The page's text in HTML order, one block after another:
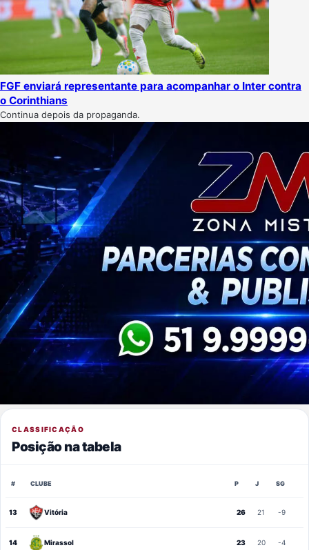
FGF enviará representante para acompanhar o Inter contra
o Corinthians
Continua depois da propaganda.
CLASSIFICAÇÃO
Posição na tabela
# CLUBE P J SG
13 Vitória 26 21 -9
14 Mirassol 23 20 -4